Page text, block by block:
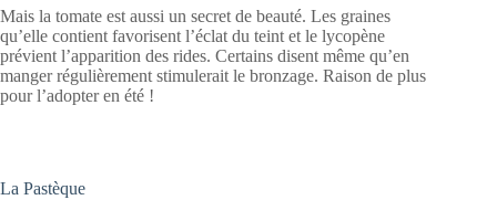
Mais la tomate est aussi un secret de beauté. Les graines
qu’elle contient favorisent l’éclat du teint et le lycopène
prévient l’apparition des rides. Certains disent même qu’en
manger régulièrement stimulerait le bronzage. Raison de plus
pour l’adopter en été !
La Pastèque